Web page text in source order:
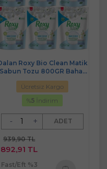
Roxy Bio Clean Matik
Sabun Tozu 800GR Bahar
Çiçekleri (6 Lı Set) (156
Yıkama)
Ücretsiz Kargo
%5 İndirim
- + ADET
939,90 TL
892,91 TL
Fast/Eft %3